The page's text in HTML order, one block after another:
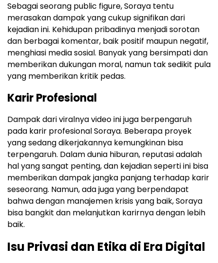
Sebagai seorang public figure, Soraya tentu
merasakan dampak yang cukup signifikan dari
kejadian ini. Kehidupan pribadinya menjadi sorotan
dan berbagai komentar, baik positif maupun negatif,
menghiasi media sosial. Banyak yang bersimpati dan
memberikan dukungan moral, namun tak sedikit pula
yang memberikan kritik pedas.
Karir Profesional
Dampak dari viralnya video ini juga berpengaruh
pada karir profesional Soraya. Beberapa proyek
yang sedang dikerjakannya kemungkinan bisa
terpengaruh. Dalam dunia hiburan, reputasi adalah
hal yang sangat penting, dan kejadian seperti ini bisa
memberikan dampak jangka panjang terhadap karir
seseorang. Namun, ada juga yang berpendapat
bahwa dengan manajemen krisis yang baik, Soraya
bisa bangkit dan melanjutkan karirnya dengan lebih
baik.
Isu Privasi dan Etika di Era Digital